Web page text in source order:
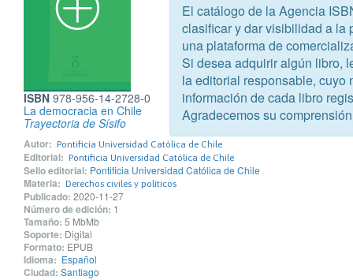
ISBN 978-956-14-2728-0
La democracia en Chile
Trayectoria de Sísifo
Autor: Pontificia Universidad Católica de Chile
Editorial: Pontificia Universidad Católica de Chile
Sello editorial: Pontificia Universidad Católica de Chile
Materia: Derechos civiles y políticos
Publicado: 2020-11-27
Número de edición: 1
Tamaño: 5 MbMb
Soporte: Digital
Formato: EPUB
Idioma: Español
Ciudad: Santiago
El catálogo de la Agencia
clasificar y dar visibilidad a la
una plataforma de
Si desea adquirir algún libro,
la editorial responsable, cuyo
información de cada libro
Agradecemos su